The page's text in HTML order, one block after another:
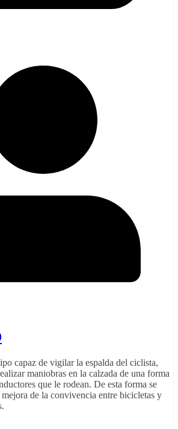
capaz de vigilar la espalda del ciclista,
maniobras en la calzada de una forma
que le rodean. De esta forma se
mejora de la convivencia entre bicicletas y